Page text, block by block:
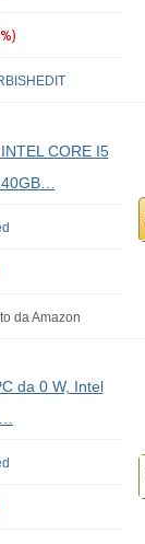
CORE I5
da Amazon
da 0 W, Intel